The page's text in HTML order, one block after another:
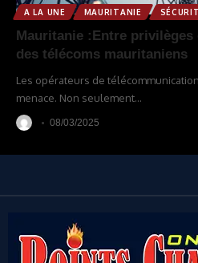
A LA UNE MAURITANIE
Mauritanie :Entre
des télécoms mauritaniens
Les opérateurs de
menace. Non seulement…
08/03/2025